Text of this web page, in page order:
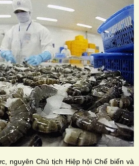
nguyên Chủ tịch Hiệp hội Chế biến và